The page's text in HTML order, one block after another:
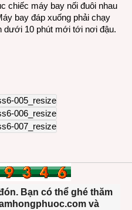
chiếc máy bay nối đuôi nhau
bay đáp xuống phải chạy
dưới 10 phút mới tới nơi đậu.
Bạn có thể ghé thăm
và